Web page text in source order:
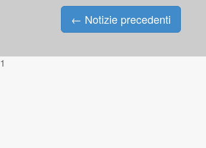
Posts navigation
← Notizie precedenti
1